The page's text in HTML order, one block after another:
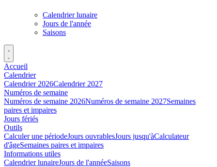
Calendrier lunaire
Jours de l'année
Saisons
Accueil
Calendrier
Calendrier 2026Calendrier 2027
Numéros de semaine
Numéros de semaine 2026Numéros de semaine 2027Semaines
paires et impaires
Jours fériés
Outils
Calculer une périodeJours ouvrablesJours jusqu'àCalculateur
d'âgeSemaines paires et impaires
Informations utiles
Calendrier lunaireJours de l'annéeSaisons